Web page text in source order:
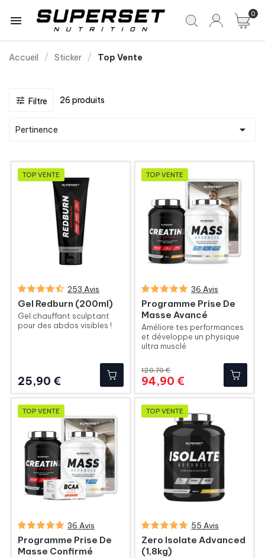
 0
Accueil Sticker Top Vente
 Filtre 26 produits
Pertinence 
TOP VENTE
253 Avis
Gel Redburn (200ml)
Gel chauffant sculptant
pour des abdos visibles !
25,90 €
TOP VENTE
36 Avis
Programme Prise De
Masse Avancé
Améliore tes performances
et développe un physique
ultra musclé
120,70 €
94,90 €
TOP VENTE
36 Avis
Programme Prise De
Masse Confirmé
TOP VENTE
55 Avis
Zero Isolate Advanced
(1,8kg)